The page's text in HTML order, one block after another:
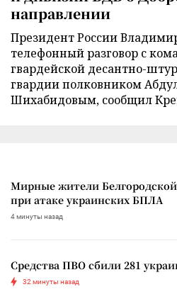
направлении
Президент России
телефонный разговор с
гвардейской десантно-
гвардии полковником
Шихабидовым, сообщил
Мирные жители
при атаке украинских БПЛА
4 минуты назад
Средства ПВО сбили 281
32 минуты назад